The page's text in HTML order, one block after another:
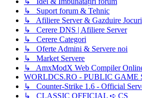
↳ Suport forum & Tehnic
↳ Afiliere Server & Gazduire Jocuri
↳ Cerere DNS | Afiliere Server
↳ Cerere Categori
↳ Oferte Admini & Servere noi
↳ Market Servere
↳ AmxModX Web Compiler
WORLDCS.RO - PUBLIC GAME
↳ Counter-Strike 1.6 - Official
↳ CLASSIC OFFICIAL ➪ CS